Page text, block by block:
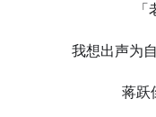
我想出声为
蒋跃